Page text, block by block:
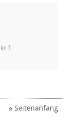
1
Seitenanfang